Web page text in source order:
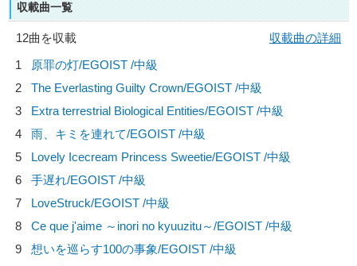
収載曲一覧
12曲を収載
収載曲の詳細
1
原罪の灯/EGOIST /中級
2
The Everlasting Guilty Crown/EGOIST /中級
3
Extra terrestrial Biological Entities/EGOIST /中級
4
雨、キミを連れて/EGOIST /中級
5
Lovely Icecream Princess Sweetie/EGOIST /中級
6
手遅れ/EGOIST /中級
7
LoveStruck/EGOIST /中級
8
Ce que j'aime ～inori no kyuuzitu～/EGOIST /中級
9
想いを巡らす100の事象/EGOIST /中級